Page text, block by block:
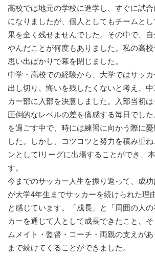
高校では地元の学校に進学し、すぐに試合
になりましたが、個人としてもチームと
果を全く残せませんでした。その中で、
やんだことが何度もありました。私の高
思い出ばかりで幕を閉じました。
中学・高校での経験から、大学ではサッ
出し切り、悔いを残したくないと考え、
カー部に入部を決意しました。入部当初
圧倒的なレベルの差を痛感する毎日でし
を過ごす中で、時には練習に向かう際に
した。しかし、コツコツと努力を積み重
ンとしてIリーグに出場することができ、
す。
今までのサッカー人生を振り返って、成
が大学4年生までサッカーを続けられた理
と感じています。「成長」と「周囲の人
カーを通じて人として成長できたこと、
ムメイト・監督・コーチ・両親の支えが
まで続けてくることができました。